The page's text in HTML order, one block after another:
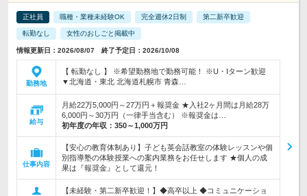
正社員 職種・業種未経験OK 完全週休2日制 第二新卒歓迎
転勤なし 女性のおしごと掲載中
情報更新日：2026/08/07 終了予定日：2026/10/08
勤務地
【 転勤なし 】 ※希望勤務地で勤務可能！ ※U・Iターン歓迎
▼北海道・東北 北海道札幌市 青森…
給与
月給22万5,000円～27万円＋報奨金 ★入社2ヶ月間は月給28万
6,000円～30万円（一律手当含む） ※報奨金は…
初年度の年収： 350～1,000万円
仕事内容
【安心の教育体制あり】子ども英会話教室の体験レッスンや個
別指導塾の体験授業への案内業務をお任せします ★個人の成
果は『報奨金』として還元！
【未経験・第二新卒歓迎！】◆高卒以上 ◆コミュニケーショ